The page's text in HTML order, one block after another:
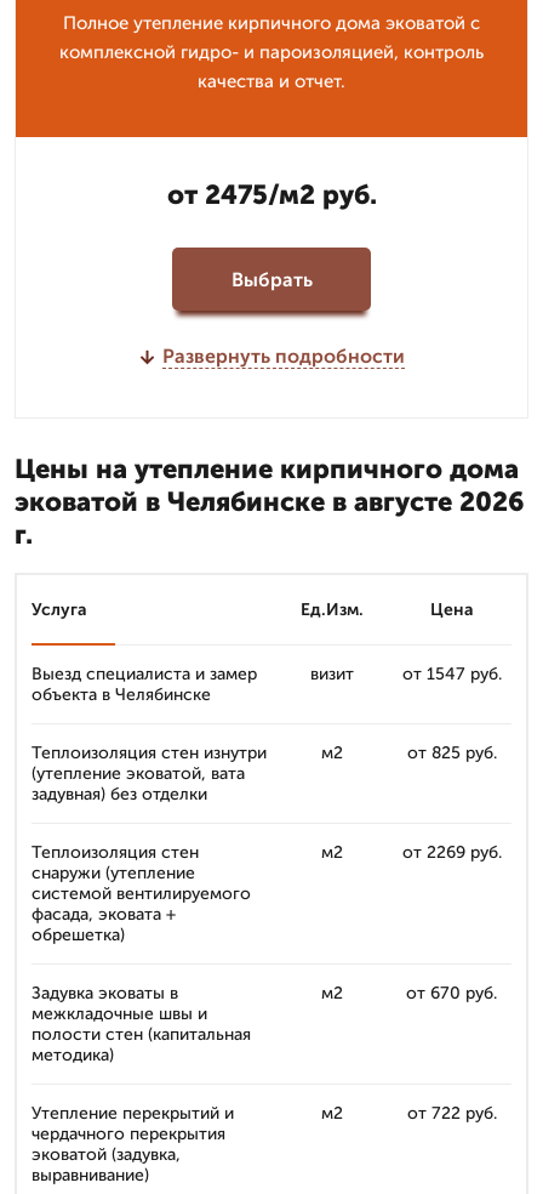
Полное утепление кирпичного дома эковатой с
комплексной гидро- и пароизоляцией, контроль
качества и отчет.
от 2475/м2 руб.
Выбрать
Развернуть подробности
Цены на утепление кирпичного дома
эковатой в Челябинске в августе 2026
г.
Услуга Ед.Изм. Цена
Выезд специалиста и замер
объекта в Челябинске
визит от 1547 руб.
Теплоизоляция стен изнутри
(утепление эковатой, вата
задувная) без отделки
м2 от 825 руб.
Теплоизоляция стен
снаружи (утепление
системой вентилируемого
фасада, эковата +
обрешетка)
м2 от 2269 руб.
Задувка эковаты в
межкладочные швы и
полости стен (капитальная
методика)
м2 от 670 руб.
Утепление перекрытий и
чердачного перекрытия
эковатой (задувка,
выравнивание)
м2 от 722 руб.